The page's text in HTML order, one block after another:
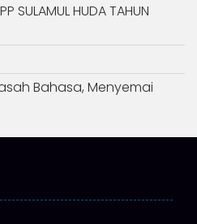
SULAMUL HUDA TAHUN
Bahasa, Menyemai